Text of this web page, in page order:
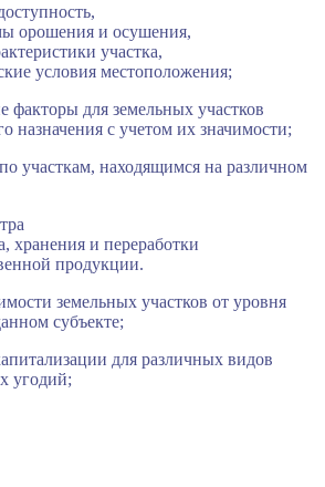
орошения и осушения,
участка,
условия местоположения;
для земельных участков
назначения с учетом их значимости;
участкам, находящимся на различном
хранения и переработки
продукции.
земельных участков от уровня
субъекте;
для различных видов
угодий;